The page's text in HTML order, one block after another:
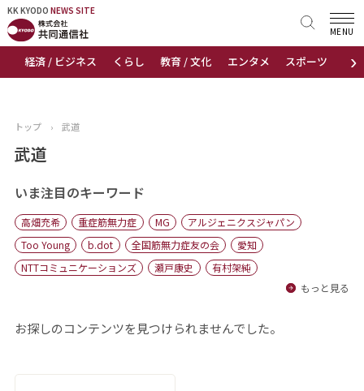
KK KYODO NEWS SITE
›
経済 / ビジネス くらし 教育 / 文化 エンタメ スポーツ 地域
MENU
KK KYODONEWS SITE
トップページ
ニュース
おすすめコンテンツ
出版物
会社概要
トップ › 武道
武道
いま注目のキーワード
高畑充希 重症筋無力症 MG
アルジェニクスジャパン
Too Young
b.dot 全国筋無力症友の会
愛知
NTTコミュニケーションズ
瀬戸康史
有村架純
もっと見る
お探しのコンテンツを見つけられませんでした。